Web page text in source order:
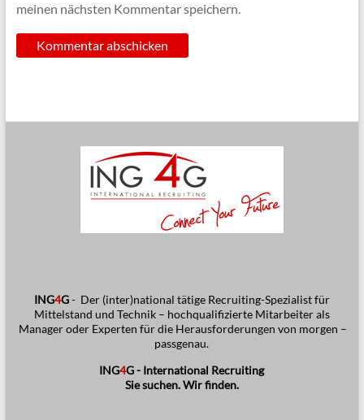
meinen nächsten Kommentar speichern.
ING4G- Der (inter)national tätige Recruiting-Spezialist für
Mittelstand und Technik – hochqualifizierte Mitarbeiter als
Manager oder Experten für die Herausforderungen von morgen –
passgenau.
ING4G - International Recruiting
Sie suchen. Wir finden.